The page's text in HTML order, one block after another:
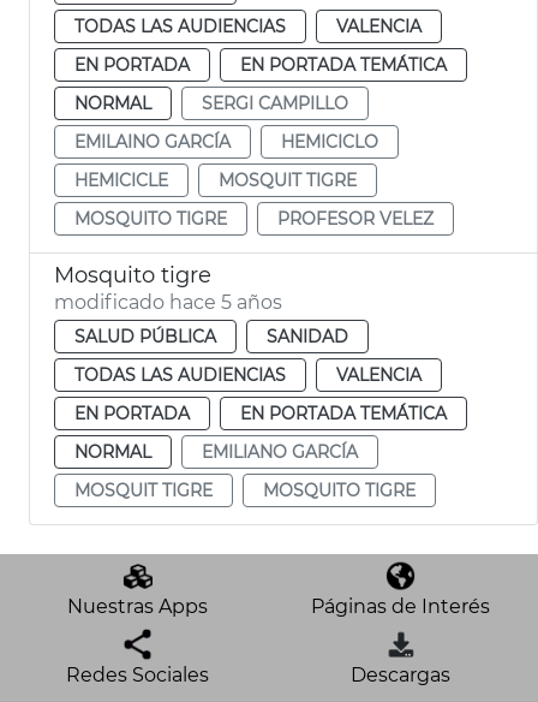
TODAS LAS AUDIENCIAS
VALENCIA
EN PORTADA
EN PORTADA TEMÁTICA
NORMAL
SERGI CAMPILLO
EMILAINO GARCÍA
HEMICICLO
HEMICICLE
MOSQUIT TIGRE
MOSQUITO TIGRE
PROFESOR VELEZ
Mosquito tigre
modificado hace 5 años
SALUD PÚBLICA
SANIDAD
TODAS LAS AUDIENCIAS
VALENCIA
EN PORTADA
EN PORTADA TEMÁTICA
NORMAL
EMILIANO GARCÍA
MOSQUIT TIGRE
MOSQUITO TIGRE
Nuestras Apps Páginas de Interés
Redes Sociales Descargas